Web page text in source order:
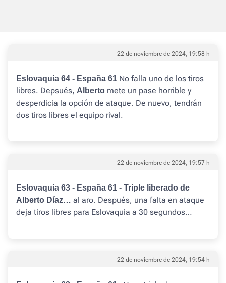
22 de noviembre de 2024, 19:58 h
Eslovaquia 64 - España 61 No falla uno de los tiros
libres. Depsués, Alberto mete un pase horrible y
desperdicia la opción de ataque. De nuevo, tendrán
dos tiros libres el equipo rival.
22 de noviembre de 2024, 19:57 h
Eslovaquia 63 - España 61 - Triple liberado de
Alberto Díaz… al aro. Después, una falta en ataque
deja tiros libres para Eslovaquia a 30 segundos…
22 de noviembre de 2024, 19:54 h